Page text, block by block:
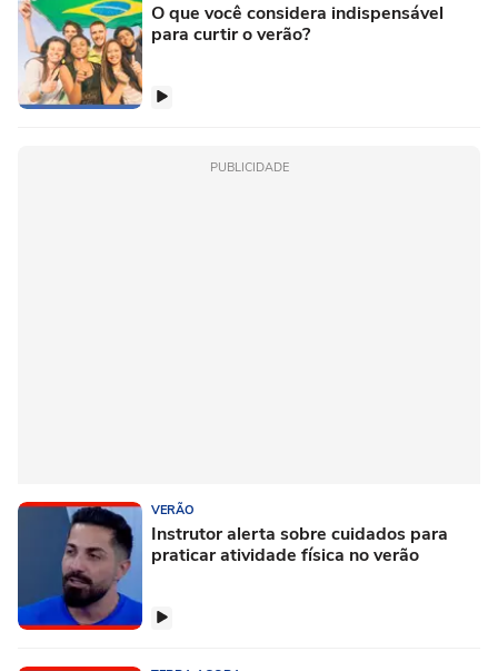
O que você considera indispensável
para curtir o verão?
PUBLICIDADE
VERÃO
Instrutor alerta sobre cuidados para
praticar atividade física no verão